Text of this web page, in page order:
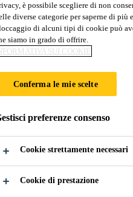
Distributori
A
epossidica e poliuretanica
è possibile scegliere di non
diverse categorie per saperne di
di alcuni tipi di cookie può
siamo in grado di offrire.
SUI COOKIE
Conferma le mie scelte
preferenze consenso
Cookie strettamente necessari
Cookie di prestazione